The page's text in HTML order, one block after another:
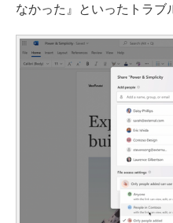
なかった』といったトラブ